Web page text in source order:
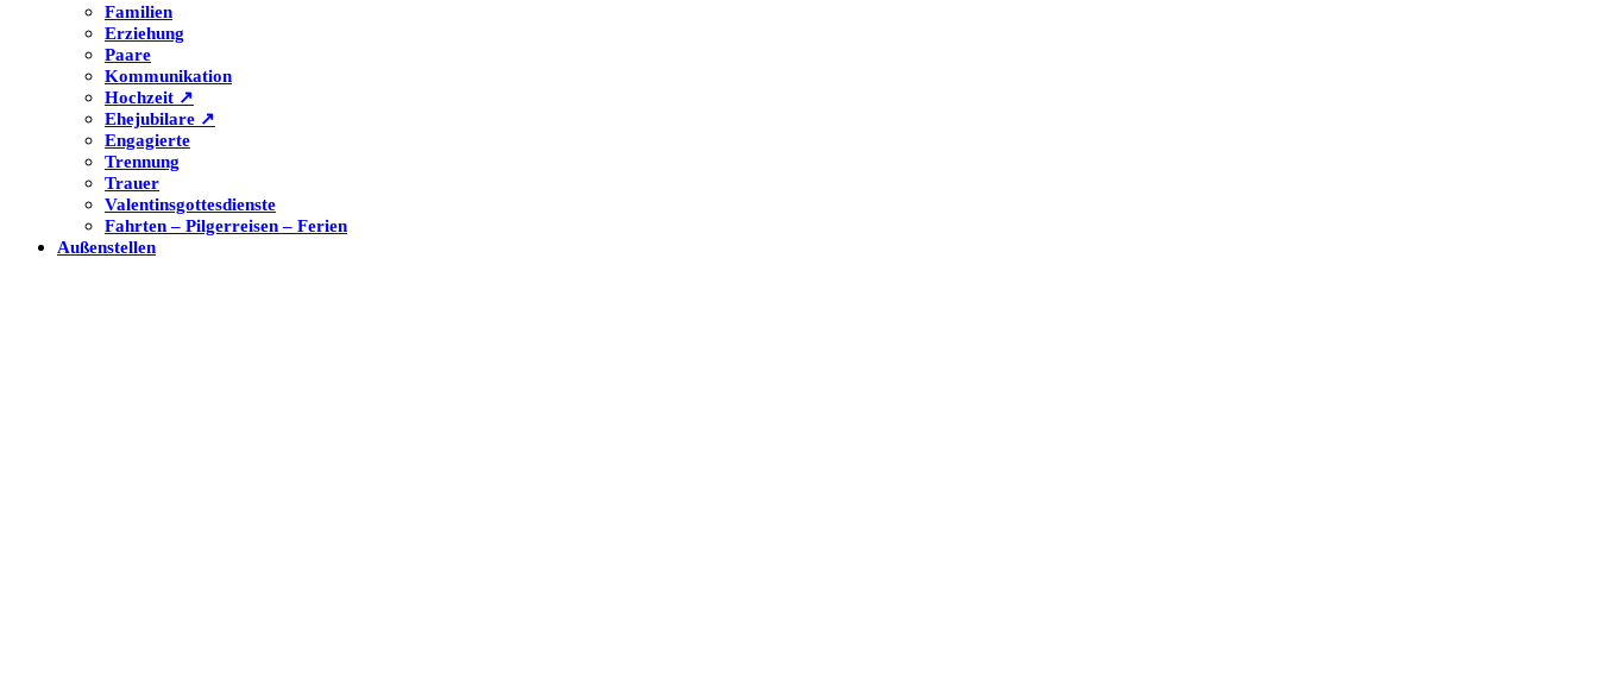
Familien
Erziehung
Paare
Kommunikation
Hochzeit ↗
Ehejubilare ↗
Engagierte
Trennung
Trauer
Valentinsgottesdienste
Fahrten – Pilgerreisen – Ferien
Außenstellen